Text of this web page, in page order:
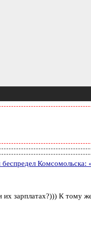
Комсомольска:
зарплатах?))) К тому